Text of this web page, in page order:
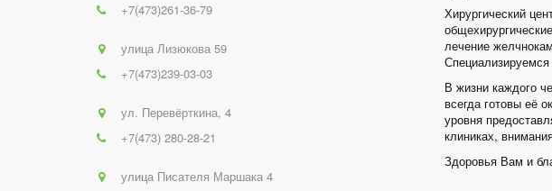
+7(473)261-36-79
улица Лизюкова 59
+7(473)239-03-03
ул. Перевёрткина, 4
+7(473) 280-28-21
улица Писателя Маршака 4
Хирургический
лечение
В жизни каждого
всегда готовы её
уровня
клиниках,
Здоровья Вам и